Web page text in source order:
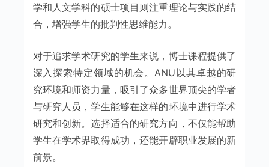
学和人文学科的硕士项目则注重理论与实践的结
合，增强学生的批判性思维能力。
对于追求学术研究的学生来说，博士课程提供了
深入探索特定领域的机会。ANU以其卓越的研
究环境和师资力量，吸引了众多世界顶尖的学者
与研究人员，学生能够在这样的环境中进行学术
研究和创新。选择适合的研究方向，不仅能帮助
学生在学术界取得成功，还能开辟职业发展的新
前景。